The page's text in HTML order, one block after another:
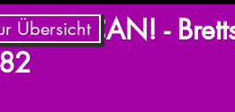
YOU CAN! -
Übersicht